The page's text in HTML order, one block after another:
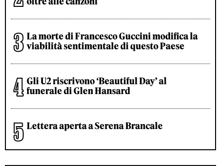
La morte di Francesco Guccini modifica la
viabilità sentimentale di questo Paese
Gli U2 riscrivono ‘Beautiful Day’ al
funerale di Glen Hansard
Lettera aperta a Serena Brancale